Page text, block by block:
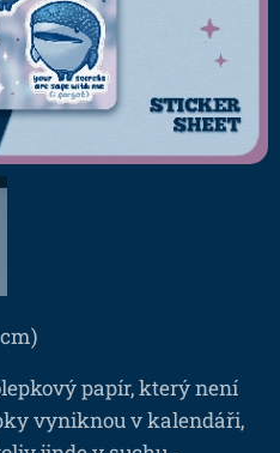
papír, který není
vyniknou v kalendáři,